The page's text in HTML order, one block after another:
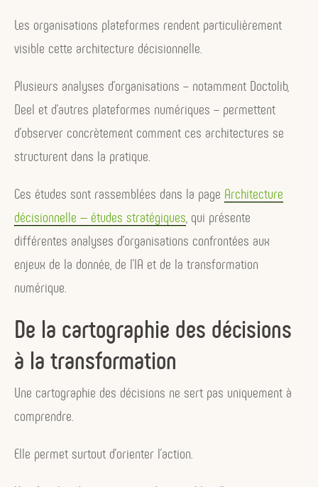
Les organisations plateformes rendent particulièrement
visible cette architecture décisionnelle.
Plusieurs analyses d’organisations – notamment Doctolib,
Deel et d’autres plateformes numériques – permettent
d’observer concrètement comment ces architectures se
structurent dans la pratique.
Ces études sont rassemblées dans la page Architecture
décisionnelle — études stratégiques, qui présente
différentes analyses d’organisations confrontées aux
enjeux de la donnée, de l’IA et de la transformation
numérique.
De la cartographie des décisions
à la transformation
Une cartographie des décisions ne sert pas uniquement à
comprendre.
Elle permet surtout d’orienter l’action.